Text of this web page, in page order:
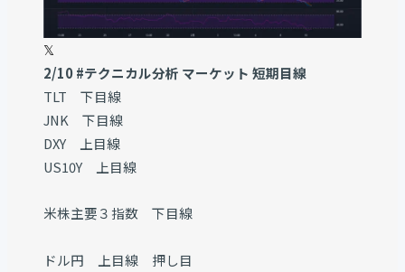
𝕏
2/10 #テクニカル分析 マーケット 短期目線
TLT 下目線
JNK 下目線
DXY 上目線
US10Y 上目線
米株主要３指数 下目線
ドル円 上目線 押し目